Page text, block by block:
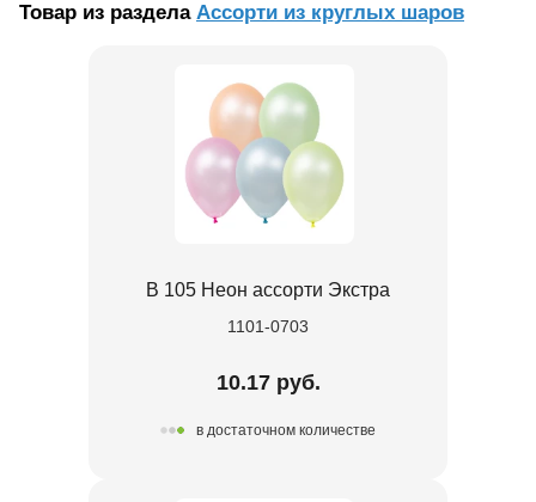
Товар из раздела Ассорти из круглых шаров
В 105 Неон ассорти Экстра
1101-0703
10.17 руб.
в достаточном количестве